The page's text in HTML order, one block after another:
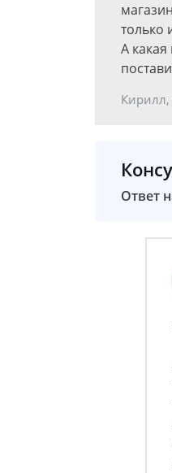
только
А
Кирилл,
Ответ